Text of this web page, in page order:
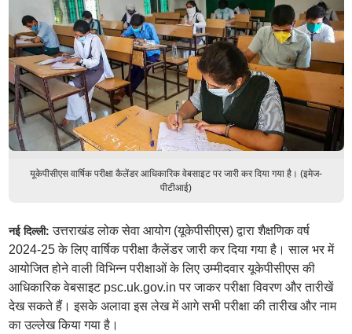
यूकेपीसीएस वार्षिक परीक्षा कैलेंडर आधिकारिक वेबसाइट पर जारी कर दिया गया है। (इमेज-
पीटीआई)
नई दिल्ली: उत्तराखंड लोक सेवा आयोग (यूकेपीसीएस) द्वारा शैक्षणिक वर्ष
2024-25 के लिए वार्षिक परीक्षा कैलेंडर जारी कर दिया गया है। साल भर में
आयोजित होने वाली विभिन्न परीक्षाओं के लिए उम्मीदवार यूकेपीसीएस की
आधिकारिक वेबसाइट psc.uk.gov.in पर जाकर परीक्षा विवरण और तारीखें
देख सकते हैं। इसके अलावा इस लेख में आगे सभी परीक्षा की तारीख और नाम
का उल्लेख किया गया है।